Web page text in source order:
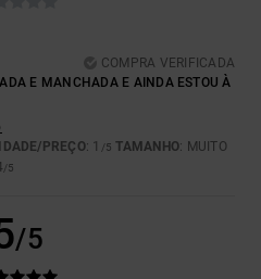
COMPRA VERIFICADA
E MANCHADA E AINDA ESTOU À
PREÇO: 1 /5 TAMANHO: MUITO
/5
/5